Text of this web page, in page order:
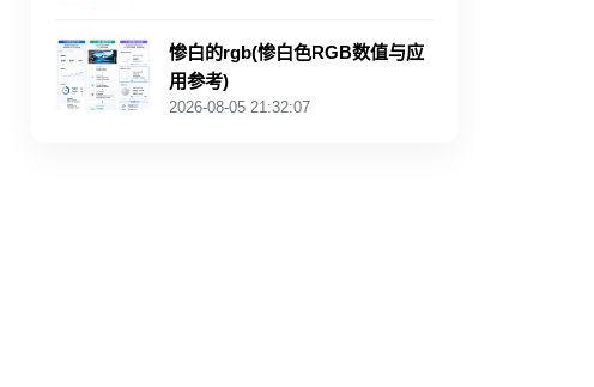
惨白的rgb(惨白色RGB数值与应
用参考)
2026-08-05 21:32:07